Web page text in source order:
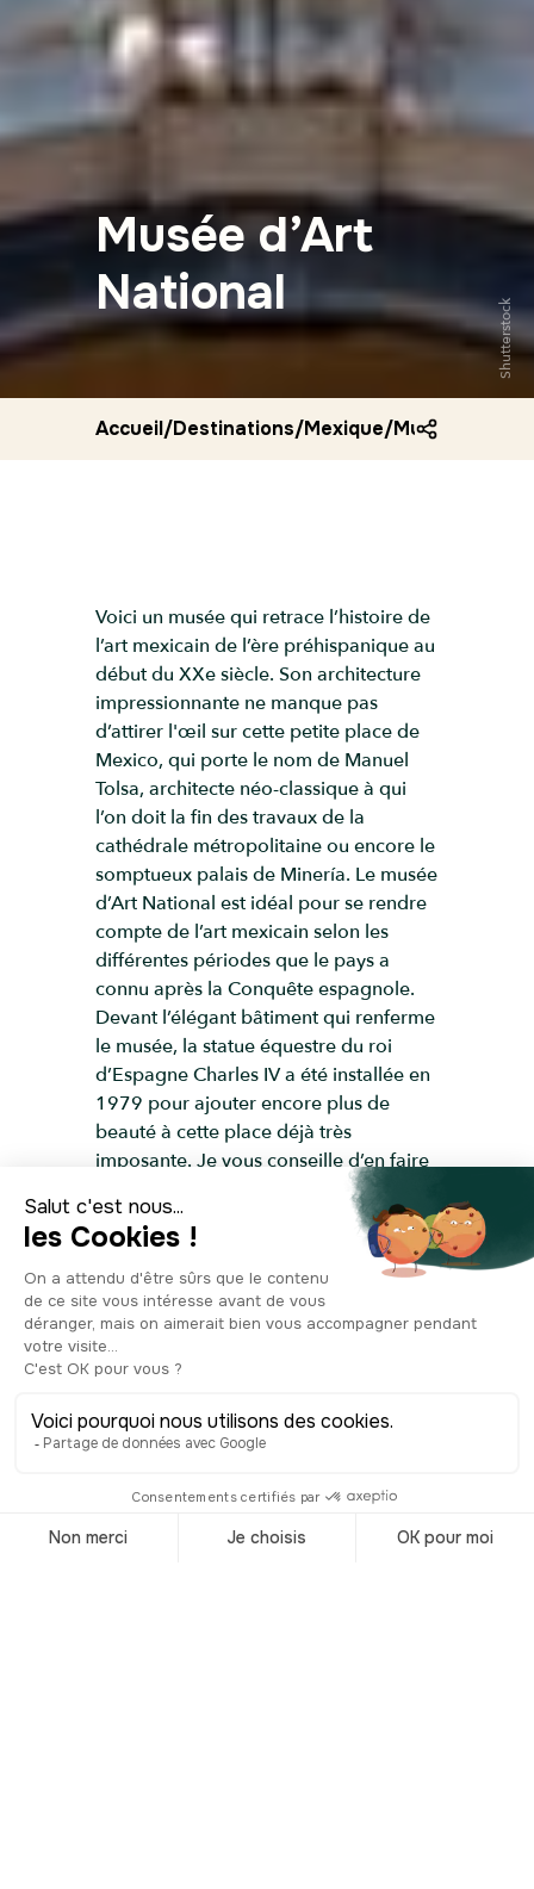
Musée d’Art
National
Shutterstock
Accueil/Destinations/Mexique/Musee d art
Voici un musée qui retrace l’histoire de
l’art mexicain de l’ère préhispanique au
début du XXe siècle. Son architecture
impressionnante ne manque pas
d’attirer l'œil sur cette petite place de
Mexico, qui porte le nom de Manuel
Tolsa, architecte néo-classique à qui
l’on doit la fin des travaux de la
cathédrale métropolitaine ou encore le
somptueux palais de Minería. Le musée
d’Art National est idéal pour se rendre
compte de l’art mexicain selon les
différentes périodes que le pays a
connu après la Conquête espagnole.
Devant l’élégant bâtiment qui renferme
le musée, la statue équestre du roi
d’Espagne Charles IV a été installée en
1979 pour ajouter encore plus de
beauté à cette place déjà très
imposante. Je vous conseille d’en faire
la visite si vous souhaitez découvrir
certaines des toutes premières
peintures de Diego Rivera et de
nombreuses œuvres traditionnelles
mexicaines, tout ceci dans un édifice
construit entre 1905 et 1911 et orné
de colonnes corinthiennes, d’escaliers
décorations.